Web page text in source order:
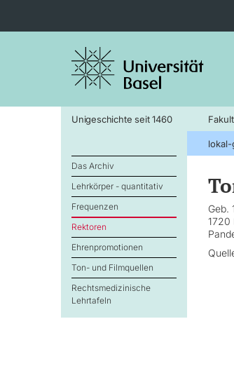
Unigeschichte seit 1460
Das Archiv
Lehrkörper - quantitativ
Frequenzen
Rektoren
Ehrenpromotionen
Ton- und Filmquellen
Rechtsmedizinische
Lehrtafeln
Geb.
1720